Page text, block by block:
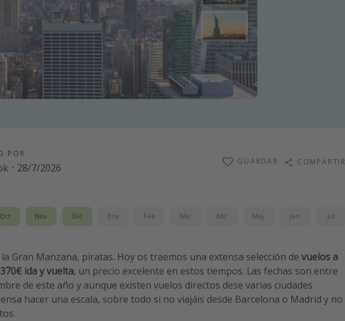
POR
· 28/7/2026
GUARDAR COMPARTIR
Oct Nov Dic Ene Feb Mar Abr May Jun Jul
Gran Manzana, piratas. Hoy os traemos una extensa selección de vuelos a
ida y vuelta, un precio excelente en estos tiempos. Las fechas son entre
de este año y aunque existen vuelos directos dese varias ciudades
hacer una escala, sobre todo si no viajáis desde Barcelona o Madrid y no